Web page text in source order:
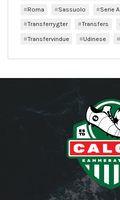
Roma
Sassuolo Serie A
Transferrygter
Transfers
Transfervindue
Udinese